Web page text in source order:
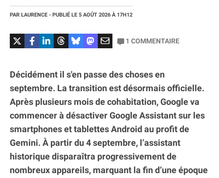
PAR LAURENCE - PUBLIÉ LE 5 AOÛT 2026 À 17H12
1 COMMENTAIRE
Décidément il s'en passe des choses en
septembre. La transition est désormais officielle.
Après plusieurs mois de cohabitation, Google va
commencer à désactiver Google Assistant sur les
smartphones et tablettes Android au profit de
Gemini. À partir du 4 septembre, l’assistant
historique disparaîtra progressivement de
nombreux appareils, marquant la fin d’une époque